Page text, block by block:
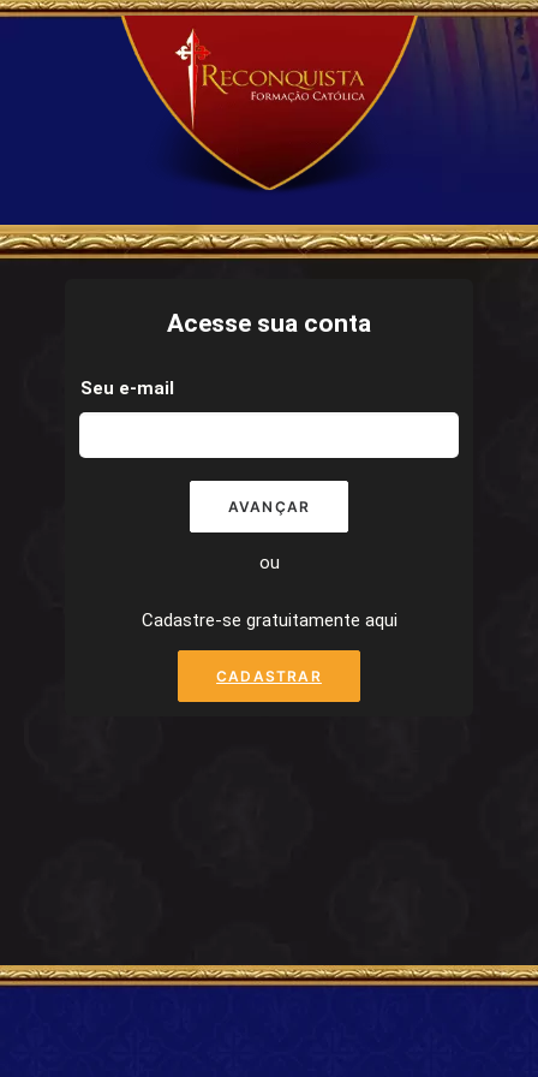
Acesse sua conta
Seu e-mail
AVANÇAR
ou
Cadastre-se gratuitamente aqui
CADASTRAR